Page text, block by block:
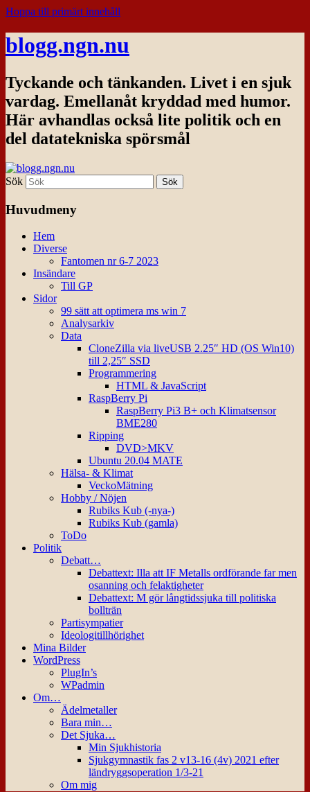
Hoppa till primärt innehåll
blogg.ngn.nu
Tyckande och tänkanden. Livet i en sjuk
vardag. Emellanåt kryddad med humor.
Här avhandlas också lite politik och en
del datatekniska spörsmål
Sök
Huvudmeny
Hem
Diverse
Fantomen nr 6-7 2023
Insändare
Till GP
Sidor
99 sätt att optimera ms win 7
Analysarkiv
Data
CloneZilla via liveUSB 2.25″ HD (OS Win10)
till 2,25″ SSD
Programmering
HTML & JavaScript
RaspBerry Pi
RaspBerry Pi3 B+ och Klimatsensor
BME280
Ripping
DVD>MKV
Ubuntu 20.04 MATE
Hälsa- & Klimat
VeckoMätning
Hobby / Nöjen
Rubiks Kub (-nya-)
Rubiks Kub (gamla)
ToDo
Politik
Debatt…
Debattext: Illa att IF Metalls ordförande far men
osanning och felaktigheter
Debattext: M gör långtidssjuka till politiska
bollträn
Partisympatier
Ideologitillhörighet
Mina Bilder
WordPress
PlugIn’s
WPadmin
Om…
Ädelmetaller
Bara min…
Det Sjuka…
Min Sjukhistoria
Sjukgymnastik fas 2 v13-16 (4v) 2021 efter
ländryggsoperation 1/3-21
Om mig